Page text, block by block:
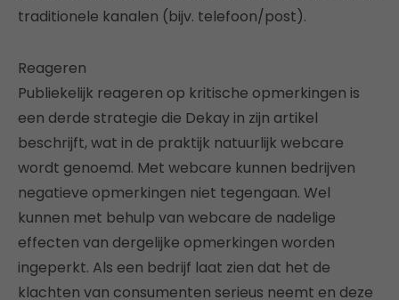
traditionele kanalen (bijv. telefoon/post).
Reageren
Publiekelijk reageren op kritische opmerkingen is
een derde strategie die Dekay in zijn artikel
beschrijft, wat in de praktijk natuurlijk webcare
wordt genoemd. Met webcare kunnen bedrijven
negatieve opmerkingen niet tegengaan. Wel
kunnen met behulp van webcare de nadelige
effecten van dergelijke opmerkingen worden
ingeperkt. Als een bedrijf laat zien dat het de
klachten van consumenten serieus neemt en deze